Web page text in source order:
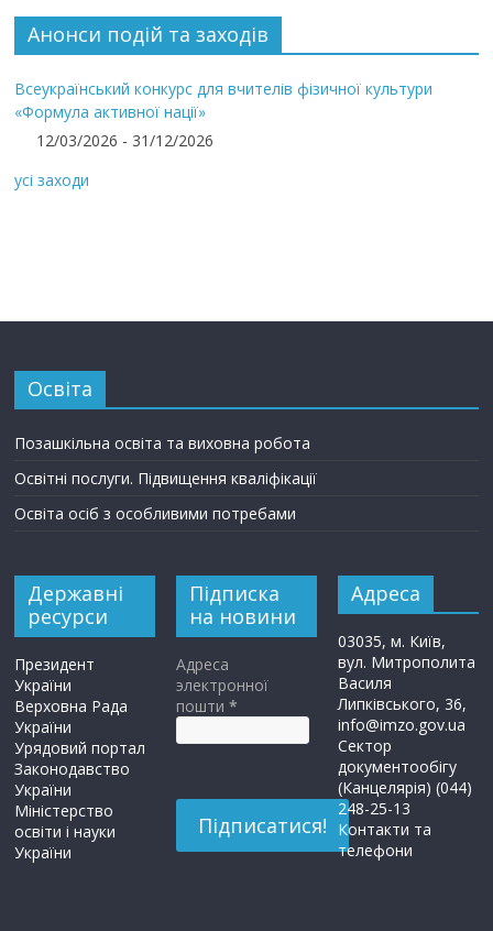
Анонси подій та заходів
Всеукраїнський конкурс для вчителів фізичної культури
«Формула активної нації»
12/03/2026 - 31/12/2026
усі заходи
Освіта
Позашкільна освіта та виховна робота
Освітні послуги. Підвищення кваліфікації
Освіта осіб з особливими потребами
Державні
ресурси
Президент
України
Верховна Рада
України
Урядовий портал
Законодавство
України
Міністерство
освіти і науки
України
Підписка
на новини
Адреса
электронної
пошти*
Адреса
03035, м. Київ,
вул. Митрополита
Василя
Липківського, 36,
info@imzo.gov.ua
Сектор
документообігу
(Канцелярія) (044)
248-25-13
Контакти та
телефони